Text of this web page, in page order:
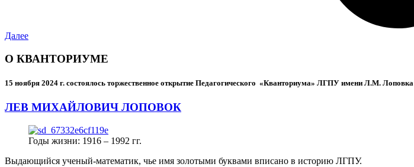
Далее
О КВАНТОРИУМЕ
15 ноября 2024 г. состоялось торжественное открытие Педагогического «Кванториума» ЛГПУ имени Л.М. Лоповка
ЛЕВ МИХАЙЛОВИЧ ЛОПОВОК
Годы жизни: 1916 – 1992 гг.
Выдающийся ученый-математик, чье имя золотыми буквами вписано в историю ЛГПУ.